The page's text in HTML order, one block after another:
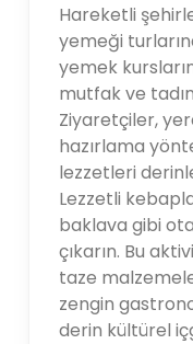
Hareketli
yemeği
yemek
mutfak ve
Ziyaretçiler,
hazırlama
lezzetleri
Lezzetli
baklava gibi
çıkarın. Bu
taze
zengin
derin kültürel